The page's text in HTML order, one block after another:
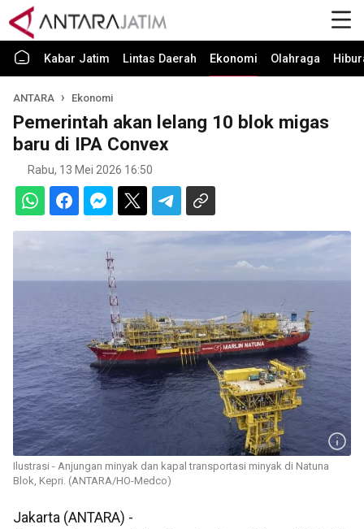
Kabar Jatim Lintas Daerah Ekonomi Olahraga
ANTARA Ekonomi
Pemerintah akan lelang 10 blok migas
baru di IPA Convex
Rabu, 13 Mei 2026 16:50
Ilustrasi - Anjungan minyak dan kapal transportasi minyak di Natuna
Blok, Kepri. (ANTARA/HO-Medco)
Jakarta (ANTARA) -